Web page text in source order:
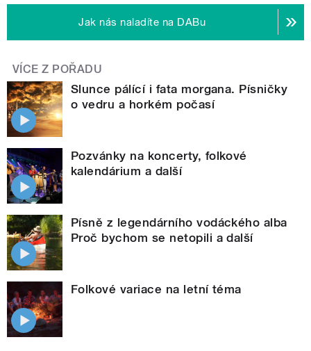
Jak nás naladíte na DABu
VÍCE Z POŘADU
Slunce pálící i fata morgana. Písničky
o vedru a horkém počasí
Pozvánky na koncerty, folkové
kalendárium a další
Písně z legendárního vodáckého alba
Proč bychom se netopili a další
Folkové variace na letní téma